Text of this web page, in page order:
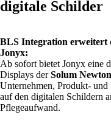
digitale Schilder
BLS Integration erweitert
Jonyx:
Ab sofort bietet Jonyx eine
Displays derSolum Newton
Unternehmen, Produkt-
auf den digitalen Schildern
Pflegeaufwand.